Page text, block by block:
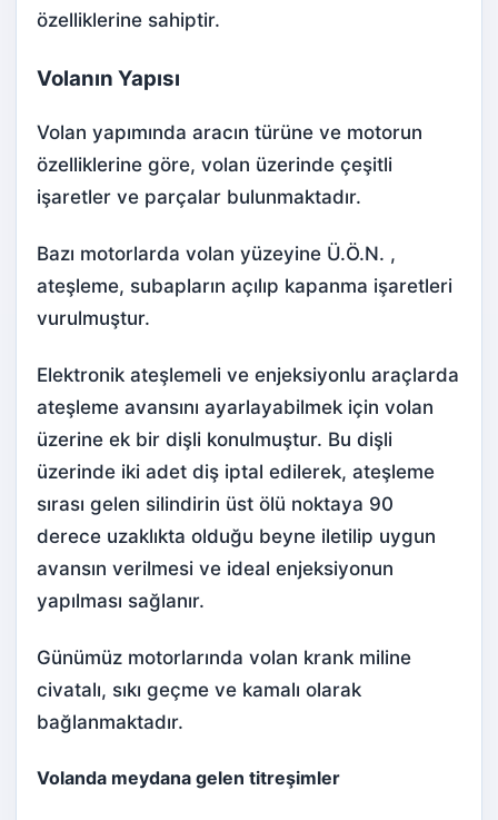
özelliklerine sahiptir.
Volanın Yapısı
Volan yapımında aracın türüne ve motorun
özelliklerine göre, volan üzerinde çeşitli
işaretler ve parçalar bulunmaktadır.
Bazı motorlarda volan yüzeyine Ü.Ö.N. ,
ateşleme, subapların açılıp kapanma işaretleri
vurulmuştur.
Elektronik ateşlemeli ve enjeksiyonlu araçlarda
ateşleme avansını ayarlayabilmek için volan
üzerine ek bir dişli konulmuştur. Bu dişli
üzerinde iki adet diş iptal edilerek, ateşleme
sırası gelen silindirin üst ölü noktaya 90
derece uzaklıkta olduğu beyne iletilip uygun
avansın verilmesi ve ideal enjeksiyonun
yapılması sağlanır.
Günümüz motorlarında volan krank miline
civatalı, sıkı geçme ve kamalı olarak
bağlanmaktadır.
Volanda meydana gelen titreşimler